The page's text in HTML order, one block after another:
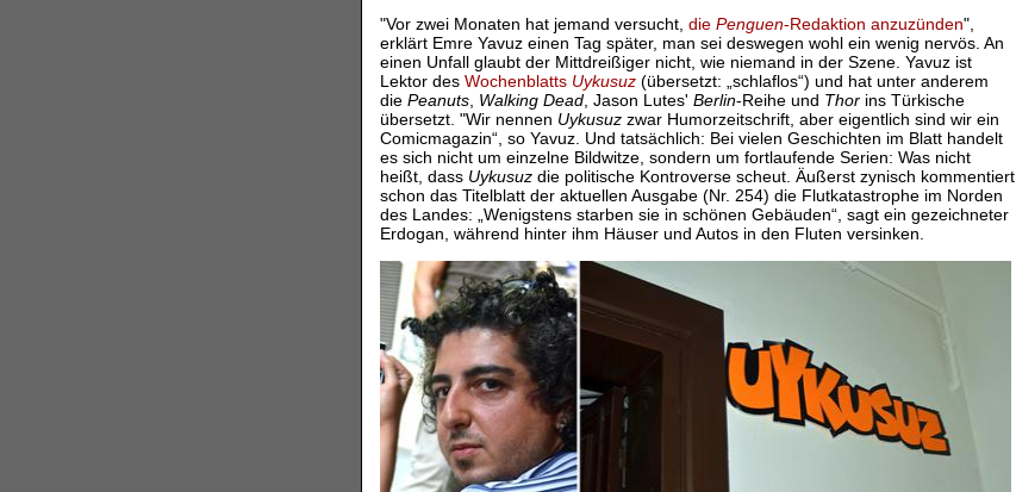
"Vor zwei Monaten hat jemand versucht, die Penguen-Redaktion anzuzünden",
erklärt Emre Yavuz einen Tag später, man sei deswegen wohl ein wenig nervös. An
einen Unfall glaubt der Mittdreißiger nicht, wie niemand in der Szene. Yavuz ist
Lektor des Wochenblatts Uykusuz (übersetzt: „schlaflos“) und hat unter anderem
die Peanuts, Walking Dead, Jason Lutes' Berlin-Reihe und Thor ins Türkische
übersetzt. "Wir nennen Uykusuz zwar Humorzeitschrift, aber eigentlich sind wir ein
Comicmagazin“, so Yavuz. Und tatsächlich: Bei vielen Geschichten im Blatt handelt
es sich nicht um einzelne Bildwitze, sondern um fortlaufende Serien: Was nicht
heißt, dass Uykusuz die politische Kontroverse scheut. Äußerst zynisch kommentiert
schon das Titelblatt der aktuellen Ausgabe (Nr. 254) die Flutkatastrophe im Norden
des Landes: „Wenigstens starben sie in schönen Gebäuden“, sagt ein gezeichneter
Erdogan, während hinter ihm Häuser und Autos in den Fluten versinken.